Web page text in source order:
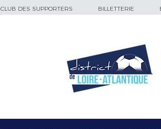
CLUB DES SUPPORTERS BILLETTERIE